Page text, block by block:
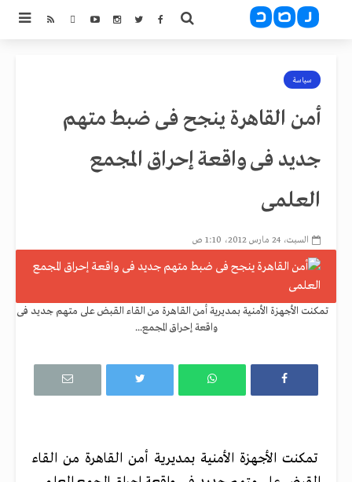
سياسة
أمن القاهرة ينجح فى ضبط متهم
جديد فى واقعة إحراق المجمع
العلمى
السبت، 24 مارس 2012، 1:10 ص
تمكنت الأجهزة الأمنية بمديرية أمن القاهرة من القاء القبض على متهم جديد فى
واقعة إحراق المجمع...
تمكنت الأجهزة الأمنية بمديرية أمن القاهرة من القاء